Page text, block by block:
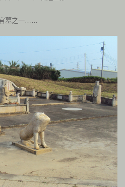
墓之一……